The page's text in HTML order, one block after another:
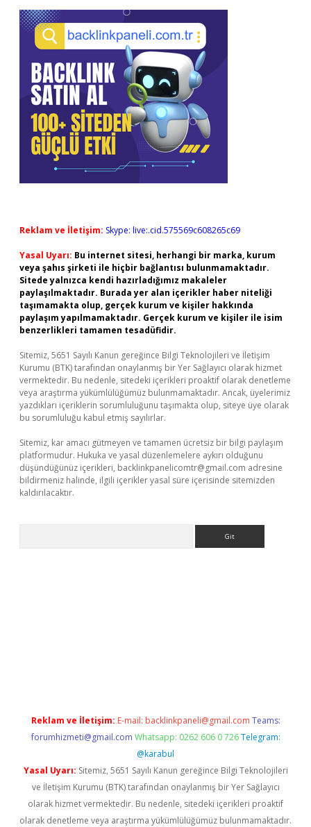
Reklam ve İletişim: Skype: live:.cid.575569c608265c69
Yasal Uyarı: Bu internet sitesi, herhangi bir marka, kurum
veya şahıs şirketi ile hiçbir bağlantısı bulunmamaktadır.
Sitede yalnızca kendi hazırladığımız makaleler
paylaşılmaktadır. Burada yer alan içerikler haber niteliği
taşımamakta olup, gerçek kurum ve kişiler hakkında
paylaşım yapılmamaktadır. Gerçek kurum ve kişiler ile isim
benzerlikleri tamamen tesadüfidir.
Sitemiz, 5651 Sayılı Kanun gereğince Bilgi Teknolojileri ve İletişim
Kurumu (BTK) tarafından onaylanmış bir Yer Sağlayıcı olarak hizmet
vermektedir. Bu nedenle, sitedeki içerikleri proaktif olarak denetleme
veya araştırma yükümlülüğümüz bulunmamaktadır. Ancak, üyelerimiz
yazdıkları içeriklerin sorumluluğunu taşımakta olup, siteye üye olarak
bu sorumluluğu kabul etmiş sayılırlar.
Sitemiz, kar amacı gütmeyen ve tamamen ücretsiz bir bilgi paylaşım
platformudur. Hukuka ve yasal düzenlemelere aykırı olduğunu
düşündüğünüz içerikleri, backlinkpanelicomtr@gmail.com adresine
bildirmeniz halinde, ilgili içerikler yasal süre içerisinde sitemizden
kaldırılacaktır.
Reklam ve İletişim: E-mail: backlinkpaneli@gmail.com Teams:
forumhizmeti@gmail.com Whatsapp: 0262 606 0 726 Telegram:
@karabul
Yasal Uyarı: Sitemiz, 5651 Sayılı Kanun gereğince Bilgi Teknolojileri
ve İletişim Kurumu (BTK) tarafından onaylanmış bir Yer Sağlayıcı
olarak hizmet vermektedir. Bu nedenle, sitedeki içerikleri proaktif
olarak denetleme veya araştırma yükümlülüğümüz bulunmamaktadır.